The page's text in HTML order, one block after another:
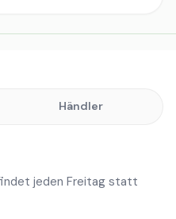
Händler
jeden Freitag statt